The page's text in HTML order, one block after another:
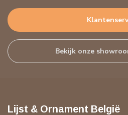
Bekijk onze
Lijst & Ornament België